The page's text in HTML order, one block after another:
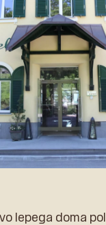
lepega doma